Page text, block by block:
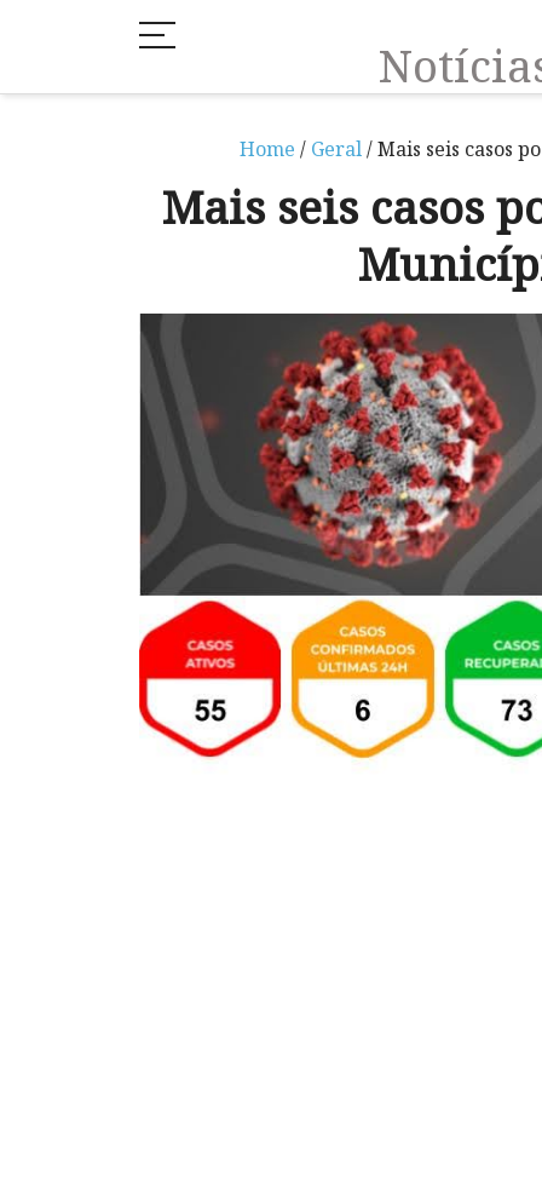
Home / Geral/ Mais seis casos
Mais seis casos